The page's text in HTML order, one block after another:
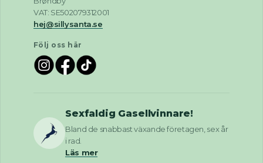
VAT: SE502079312001
hej@sillysanta.se
Följ oss här
Sexfaldig Gasellvinnare!
Bland de snabbast växande företagen, sex år
i rad.
Läs mer